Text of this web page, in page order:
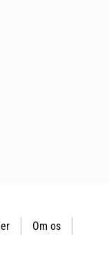
Om os